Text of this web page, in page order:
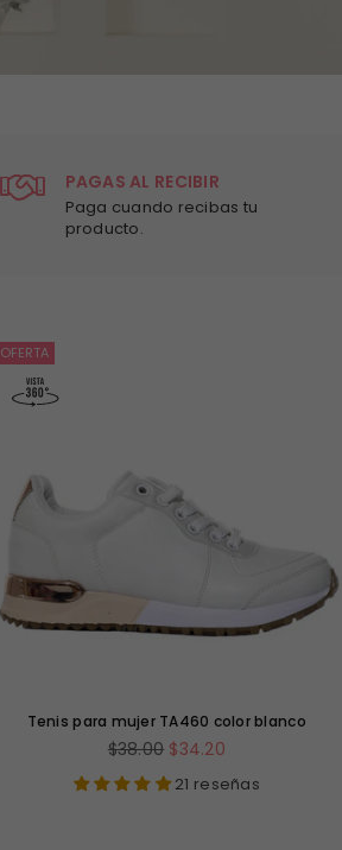
PAGAS AL RECIBIR
Paga cuando recibas tu
producto.
OFERTA
Tenis para mujer TA460 color blanco
Precio
$38.00 $34.20
21 reseñas